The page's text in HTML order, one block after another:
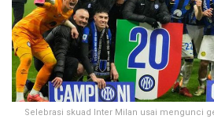
Selebrasi skuad Inter Milan usai mengunci